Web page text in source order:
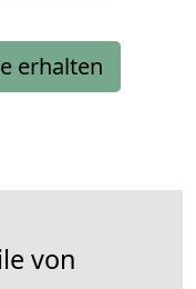
erhalten
von